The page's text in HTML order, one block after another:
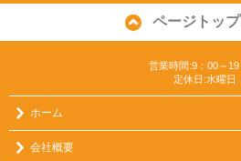
ページトッ
営業時間:9：00～19
定休日:水曜日
ホーム
会社概要